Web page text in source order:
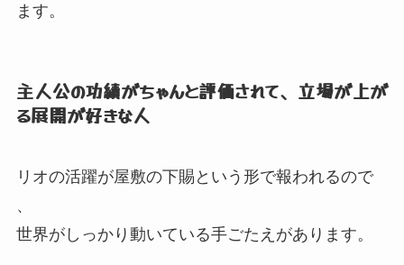
ます。
主人公の功績がちゃんと評価されて、 立場が上が
る展開が好きな人
リオの活躍が屋敷の下賜という形で報われるので
、
世界がしっかり動いている手ごたえがあります。